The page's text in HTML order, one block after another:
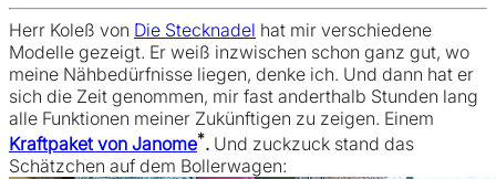
Herr Koleß von Die Stecknadel hat mir verschiedene
Modelle gezeigt. Er weiß inzwischen schon ganz gut, wo
meine Nähbedürfnisse liegen, denke ich. Und dann hat er
sich die Zeit genommen, mir fast anderthalb Stunden lang
alle Funktionen meiner Zukünftigen zu zeigen. Einem
Kraftpaket von Janome*. Und zuckzuck stand das
Schätzchen auf dem Bollerwagen: